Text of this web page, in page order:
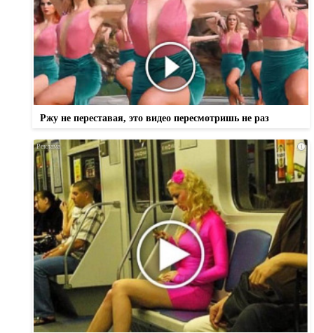
Ржу не переставая, это видео пересмотришь не раз
i